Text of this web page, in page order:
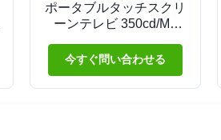
ポータブルタッチスクリ
ーンテレビ 350cd/M2
今すぐ問い合わせる